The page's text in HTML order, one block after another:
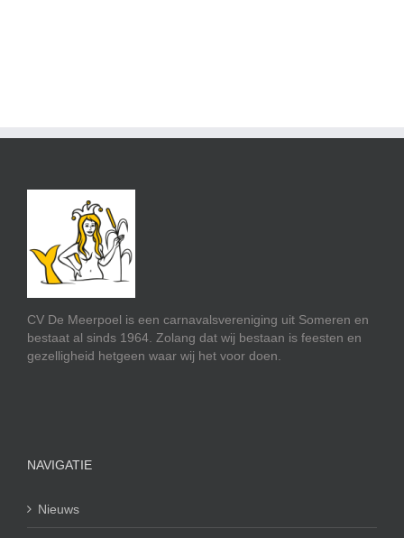
CV De Meerpoel is een carnavalsvereniging uit Someren en
bestaat al sinds 1964. Zolang dat wij bestaan is feesten en
gezelligheid hetgeen waar wij het voor doen.
NAVIGATIE
Nieuws